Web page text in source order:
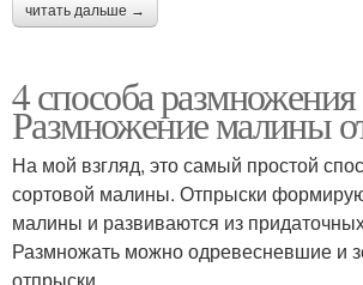
читать дальше →
4 способа
Размножение малины
На мой взгляд, это самый простой
сортовой малины. Отпрыски
малины и развиваются из
Размножать можно одревесневшие и
отпрыски.